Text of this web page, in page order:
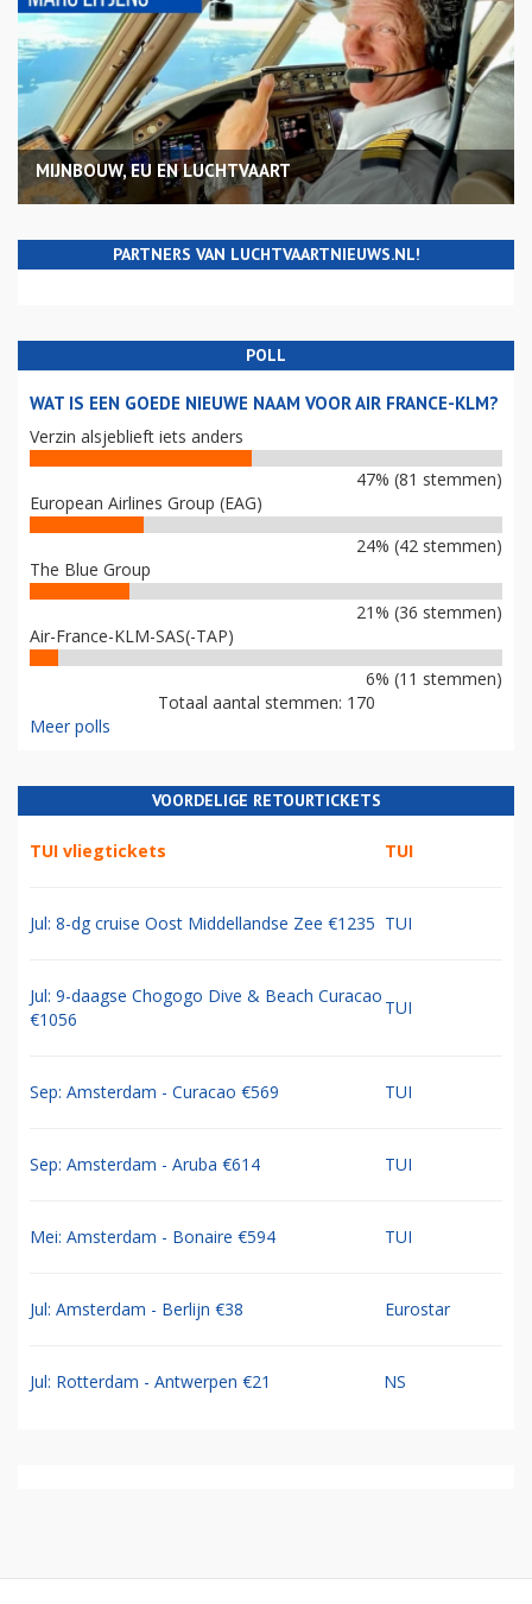
MIJNBOUW, EU EN LUCHTVAART
PARTNERS VAN LUCHTVAARTNIEUWS.NL!
POLL
WAT IS EEN GOEDE NIEUWE NAAM VOOR AIR FRANCE-KLM?
Verzin alsjeblieft iets anders
47% (81 stemmen)
European Airlines Group (EAG)
24% (42 stemmen)
The Blue Group
21% (36 stemmen)
Air-France-KLM-SAS(-TAP)
6% (11 stemmen)
Totaal aantal stemmen: 170
Meer polls
VOORDELIGE RETOURTICKETS
TUI vliegtickets TUI
Jul: 8-dg cruise Oost Middellandse Zee €1235 TUI
Jul: 9-daagse Chogogo Dive & Beach Curacao
€1056
TUI
Sep: Amsterdam - Curacao €569 TUI
Sep: Amsterdam - Aruba €614 TUI
Mei: Amsterdam - Bonaire €594 TUI
Jul: Amsterdam - Berlijn €38 Eurostar
Jul: Rotterdam - Antwerpen €21 NS